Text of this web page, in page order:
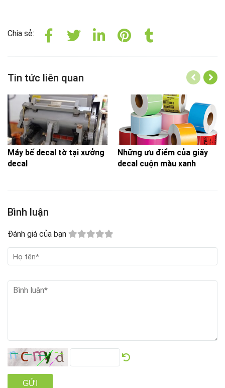
Chia sẻ:
Tin tức liên quan
Máy bế decal tờ tại xưởng
decal
Những ưu điểm của giấy
decal cuộn màu xanh
Bình luận
Đánh giá của bạn
GỬI